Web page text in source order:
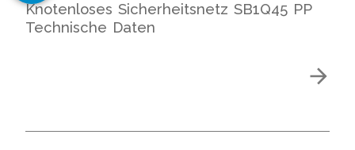
Knotenloses Sicherheitsnetz SB1Q45 PP
Technische Daten